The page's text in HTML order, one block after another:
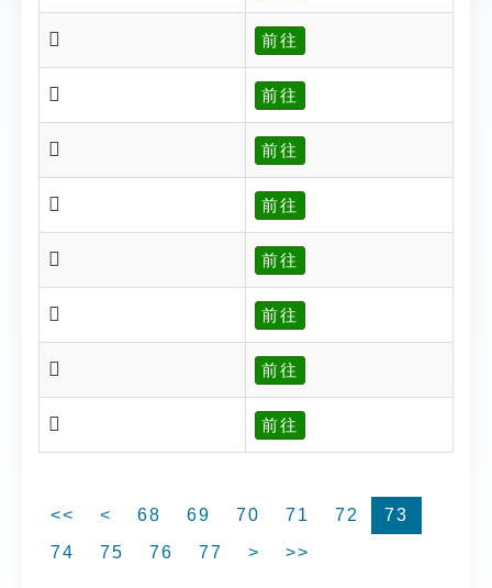
𡓐 前往
𡓑 前往
𡓒 前往
𡓓 前往
𡓓 前往
𡓔 前往
𡓙 前往
𡓚 前往
<< < 68 69 70 71 72
73
74
75 76 77 > >>